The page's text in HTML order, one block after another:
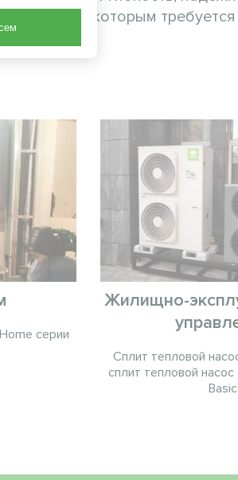
которым требуется
серии
Жилищно-
Сплит тепловой
сплит тепловой
Basic